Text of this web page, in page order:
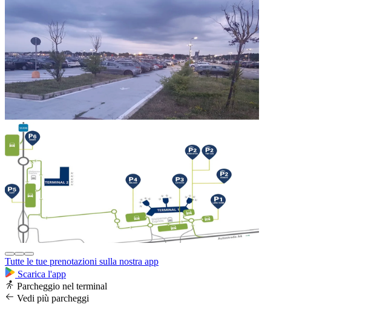
Tutte le tue prenotazioni sulla nostra app
Scarica l'app
Parcheggio nel terminal
Vedi più parcheggi